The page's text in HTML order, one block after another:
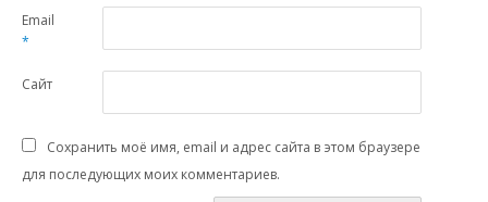
Email
*
Сайт
Сохранить моё имя, email и адрес сайта в этом браузере
для последующих моих комментариев.